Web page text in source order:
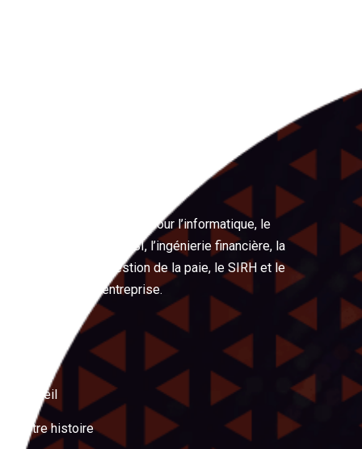
Votre partenaire expert pour l’informatique, le
management, les PSSI, l’ingénierie financière, la
digitalisation, la gestion de la paie, le SIRH et le
management d’entreprise.
Accueil
Notre histoire